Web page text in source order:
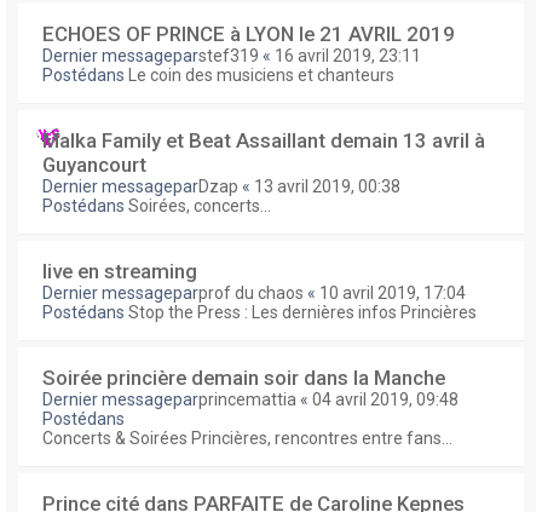
ECHOES OF PRINCE à LYON le 21 AVRIL 2019
Dernier messageparstef319 « 16 avril 2019, 23:11
Postédans
Le coin des musiciens et chanteurs
Malka Family et Beat Assaillant demain 13 avril à
Guyancourt
Dernier messageparDzap « 13 avril 2019, 00:38
Postédans Soirées, concerts...
live en streaming
Dernier messageparprof du chaos « 10 avril 2019, 17:04
Postédans Stop the Press : Les dernières infos Princières
Soirée princière demain soir dans la Manche
Dernier messageparprincemattia « 04 avril 2019, 09:48
Postédans
Concerts & Soirées Princières, rencontres entre fans...
Prince cité dans PARFAITE de Caroline Kepnes